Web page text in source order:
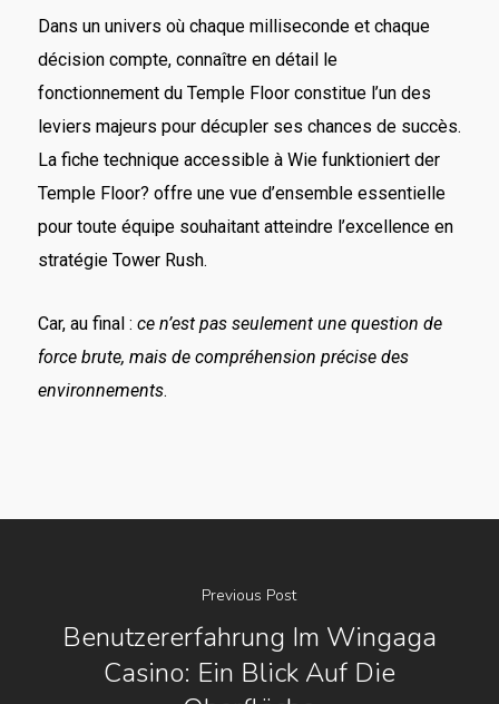
Dans un univers où chaque milliseconde et chaque
décision compte, connaître en détail le
fonctionnement du Temple Floor constitue l’un des
leviers majeurs pour décupler ses chances de succès.
La fiche technique accessible à Wie funktioniert der
Temple Floor? offre une vue d’ensemble essentielle
pour toute équipe souhaitant atteindre l’excellence en
stratégie Tower Rush.
Car, au final : ce n’est pas seulement une question de
force brute, mais de compréhension précise des
environnements.
Previous Post
Benutzererfahrung Im Wingaga
Casino: Ein Blick Auf Die